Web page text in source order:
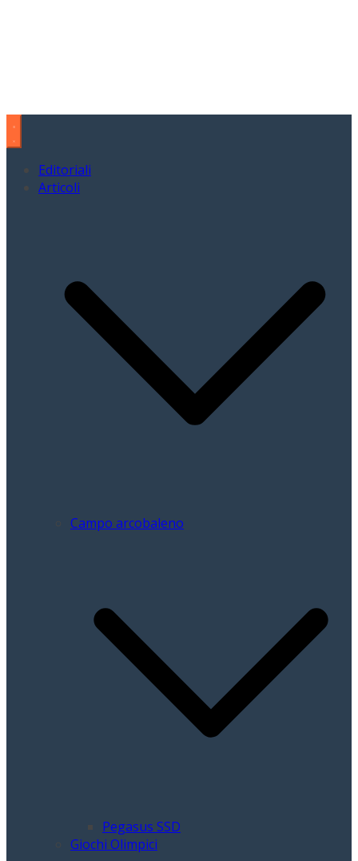
Editoriali
Articoli
Campo arcobaleno
Pegasus SSD
Giochi Olimpici